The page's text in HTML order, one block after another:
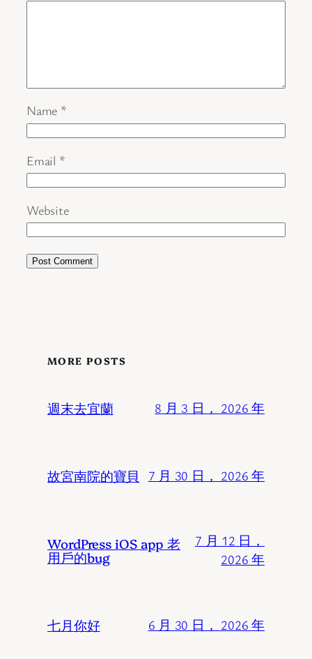
Name *
Email *
Website
MORE POSTS
週末去宜蘭 8 月 3 日， 2026 年
故宮南院的寶貝 7 月 30 日， 2026 年
WordPress iOS app 老
用戶的bug
7 月 12 日，
2026 年
七月你好 6 月 30 日， 2026 年